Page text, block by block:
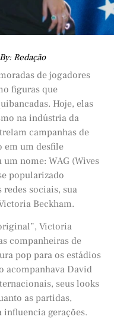
By: Redação
de jogadores
figuras que
Hoje, elas
na indústria da
campanhas de
em um desfile
nome: WAG (Wives
popularizado
redes sociais, sua
Beckham.
Victoria
companheiras de
pop para os estádios
acompanhava David
seus looks
as partidas,
gerações.